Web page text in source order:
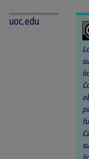
uoc.edu